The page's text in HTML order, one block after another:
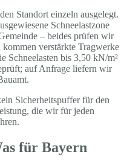
Standort einzeln ausgelegt.
Schneelastzone
– beides prüfen wir
verstärkte Tragwerke
Schneelasten bis 3,50 kN/m²
auf Anfrage liefern wir
Sicherheitspuffer für den
die wir für jeden
für Bayern